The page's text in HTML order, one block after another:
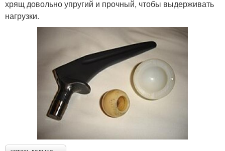
хрящ довольно упругий и прочный, чтобы выдерживать
нагрузки.